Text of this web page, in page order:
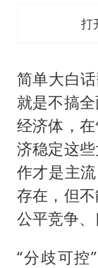
打
简单大白
就是不搞
经济体，
济稳定这
作才是主
存在，但
公平竞争、
“分歧可控